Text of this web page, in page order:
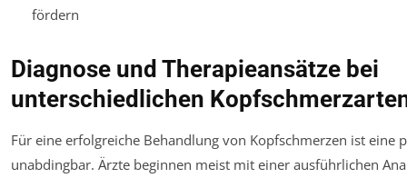
fördern
Diagnose und Therapieansätze bei
unterschiedlichen
Für eine erfolgreiche Behandlung von Kopfschmerzen ist eine
unabdingbar. Ärzte beginnen meist mit einer ausführlichen